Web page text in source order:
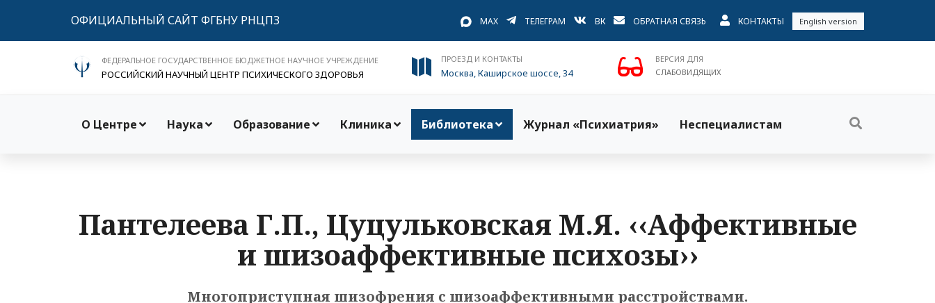
ОФИЦИАЛЬНЫЙ САЙТ ФГБНУ РНЦПЗ MAX ТЕЛЕГРАМ ВК ОБРАТНАЯ СВЯЗЬ КОНТАКТЫ English version
ФЕДЕРАЛЬНОЕ ГОСУДАРСТВЕННОЕ БЮДЖЕТНОЕ НАУЧНОЕ УЧРЕЖДЕНИЕ
РОССИЙСКИЙ НАУЧНЫЙ ЦЕНТР ПСИХИЧЕСКОГО ЗДОРОВЬЯ
ПРОЕЗД И КОНТАКТЫ
Москва, Каширское шоссе, 34
ВЕРСИЯ ДЛЯ
СЛАБОВИДЯЩИХ
О Центре Наука Образование Клиника Библиотека Журнал «Психиатрия» Неспециалистам
Пантелеева Г.П., Цуцульковская М.Я. ‹‹Аффективные
и шизоаффективные психозы››
Многоприступная шизофрения с шизоаффективными расстройствами.